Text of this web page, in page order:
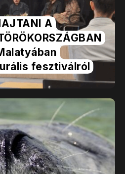
A
fesztiválról